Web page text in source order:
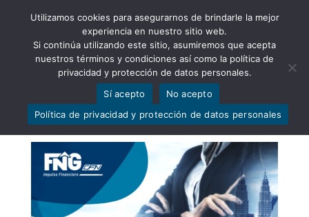
Abrir barra de herramientas
Financiación y
Normalización de Cartera
Utilizamos cookies para asegurarnos de brindarle la mejor
experiencia en nuestro sitio web.
Si continúa utilizando este sitio, asumiremos que acepta
nuestros términos y condiciones así como la política de
privacidad y protección de datos personales.
Sí acepto
No acepto
Política de privacidad y protección de datos personales